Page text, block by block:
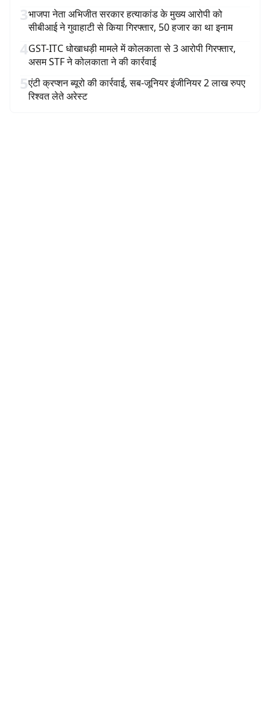
3भाजपा नेता अभिजीत सरकार हत्याकांड के मुख्य आरोपी को
सीबीआई ने गुवाहाटी से किया गिरफ्तार, 50 हजार का था इनाम
4GST-ITC धोखाधड़ी मामले में कोलकाता से 3 आरोपी गिरफ्तार,
असम STF ने कोलकाता ने की कार्रवाई
5एंटी क्रप्शन ब्यूरो की कार्रवाई, सब-जूनियर इंजीनियर 2 लाख रुपए
रिश्वत लेते अरेस्ट